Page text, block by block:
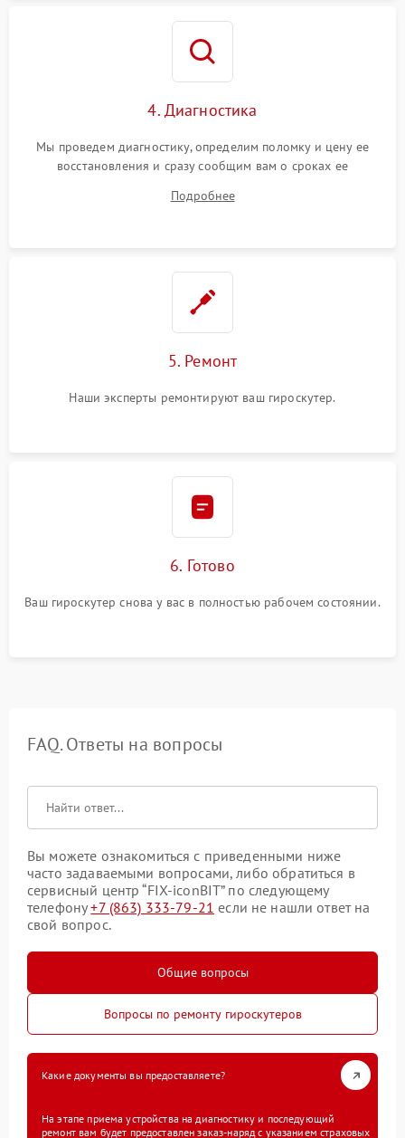
4. Диагностика
Мы проведем диагностику, определим поломку и цену ее
восстановления и сразу сообщим вам о сроках ее
Подробнее
5. Ремонт
Наши эксперты ремонтируют ваш гироскутер.
6. Готово
Ваш гироскутер снова у вас в полностью рабочем состоянии.
FAQ. Ответы на вопросы
Вы можете ознакомиться с приведенными ниже
часто задаваемыми вопросами, либо обратиться в
сервисный центр “FIX-iconBIT” по следующему
телефону+7 (863) 333-79-21 если не нашли ответ на
свой вопрос.
Общие вопросы
Вопросы по ремонту гироскутеров
Какие документы вы предоставляете?
На этапе приема устройства на диагностику и последующий
ремонт вам будет предоставлен заказ-наряд с указанием страховых